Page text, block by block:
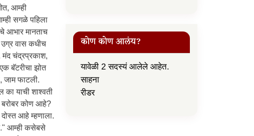
कोण कोण आलंय?
यावेळी 2 सदस्यं आलेले आहेत.
साहना
रीडर